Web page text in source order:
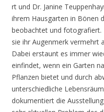
rt und Dr. Janine
ihrem Hausgarten in Bönen
beobachtet und fotografiert.
sie ihr Augenmerk vermehrt
Dabei erstaunt es immer
einfindet, wenn ein Garten
Pflanzen bietet und durch
unterschiedliche
dokumentiert die